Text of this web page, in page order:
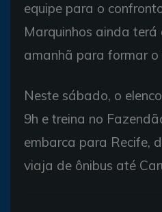
equipe para o
Marquinhos ainda
amanhã para formar o
Neste sábado, o
9h e treina no
embarca para Recife,
viaja de ônibus até